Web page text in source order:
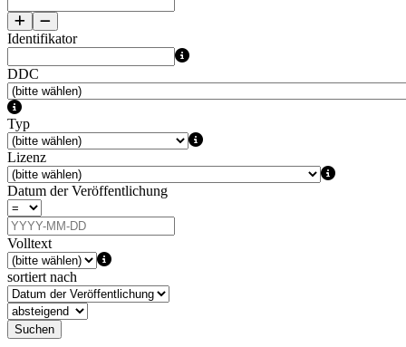
Identifikator
DDC
Typ
Lizenz
Datum der Veröffentlichung
Volltext
sortiert nach
Suchen